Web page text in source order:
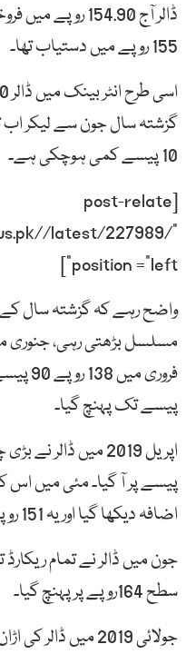
ڈالر آج 154.90
155 روپے میں دستیاب تھا۔
گزشتہ سال جون سے لیکر
10 پیسے کمی ہوچکی ہے۔
[post-relate
latest/227989/”
position =”left”]
واضح رہے کہ گزشتہ سال کے
پیسے تک پہنچ گیا۔
پیسے پر آ گیا۔ مئی میں اس
اضافہ دیکھا گیا اور یہ 151 روپے تک پہنچ گیا۔
جون میں ڈالر نے تمام ریکارڈ
سطح 164روپے پر پہنچ گیا۔
جولائی 2019 میں